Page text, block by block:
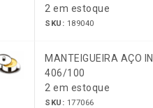
2 em estoque
SKU: 189040
MANTEIGUEIRA AÇO
406/100
2 em estoque
SKU: 177066